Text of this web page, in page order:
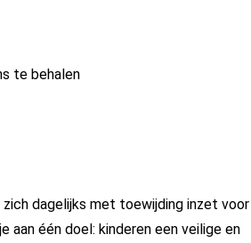
te behalen
dagelijks met toewijding inzet voor
aan één doel: kinderen een veilige en